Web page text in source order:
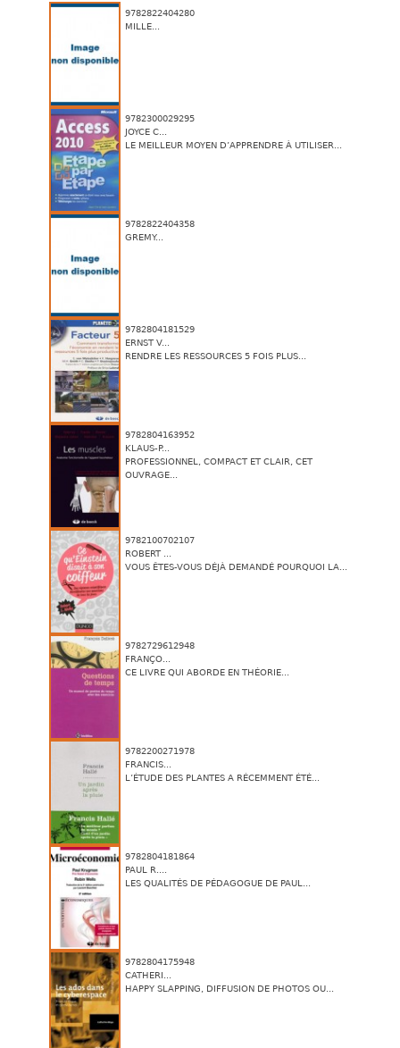
9782822404280
MILLE...
9782300029295
JOYCE C...
LE MEILLEUR MOYEN D’APPRENDRE À UTILISER...
9782822404358
GREMY...
9782804181529
ERNST V...
RENDRE LES RESSOURCES 5 FOIS PLUS...
9782804163952
KLAUS-P...
PROFESSIONNEL, COMPACT ET CLAIR, CET
OUVRAGE...
9782100702107
ROBERT ...
VOUS ÊTES-VOUS DÉJÀ DEMANDÉ POURQUOI LA...
9782729612948
FRANÇO...
CE LIVRE QUI ABORDE EN THÉORIE...
9782200271978
FRANCIS...
L’ÉTUDE DES PLANTES A RÉCEMMENT ÉTÉ...
9782804181864
PAUL R....
LES QUALITÉS DE PÉDAGOGUE DE PAUL...
9782804175948
CATHERI...
HAPPY SLAPPING, DIFFUSION DE PHOTOS OU...